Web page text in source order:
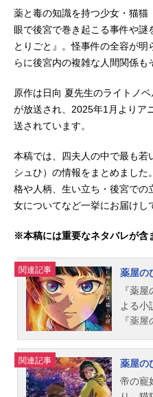
薬と毒の知識を持つ少女・猫猫
眼で後宮で巻き起こる事件や
とりごと』。怪事件の全容が明
らに後宮内の複雑な人間関係も
原作は日向 夏先生のライトノ
が放送され、2025年1月よりア
送されています。
本稿では、四夫人の中で最も若
シュひ）の情報をまとめまし
格や人柄、生い立ち・後宮での
女についてなど一挙にお届けし
※本稿には重要なネタバレが含
関連記事
薬屋の
『薬
よる小
『薬
記事を
関連記事
薬屋の
帝の寵